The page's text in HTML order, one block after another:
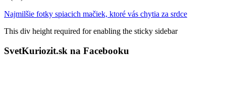
Najmilšie fotky spiacich mačiek, ktoré vás chytia za srdce
This div height required for enabling the sticky sidebar
SvetKuriozit.sk na Facebooku